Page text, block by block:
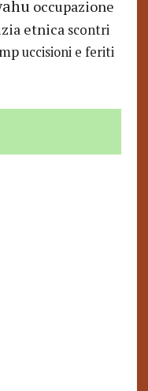
occupazione
etnica scontri
uccisioni e feriti